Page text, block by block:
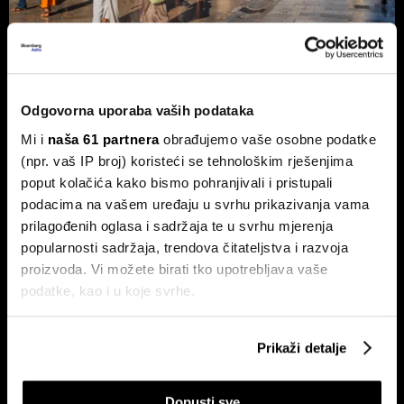
Odgovorna uporaba vaših podataka
Mi i naša 61 partneraobrađujemo vaše osobne podatke
(npr. vaš IP broj) koristeći se tehnološkim rješenjima
poput kolačića kako bismo pohranjivali i pristupali
podacima na vašem uređaju u svrhu prikazivanja vama
prilagođenih oglasa i sadržaja te u svrhu mjerenja
popularnosti sadržaja, trendova čitateljstva i razvoja
proizvoda. Vi možete birati tko upotrebljava vaše
podatke, kao i u koje svrhe.
Prikupljati podatke o vašoj geografskoj lokaciji,
koji mogu biti precizni do radijusa od nekoliko metara
Prikaži detalje
premium segment od ostatka
tržišta?
Lipanj donio pad u dolascima i noćenjima, najviše pogođeni
kampovi i obiteljski smještaj.
Chat Control: Što znači